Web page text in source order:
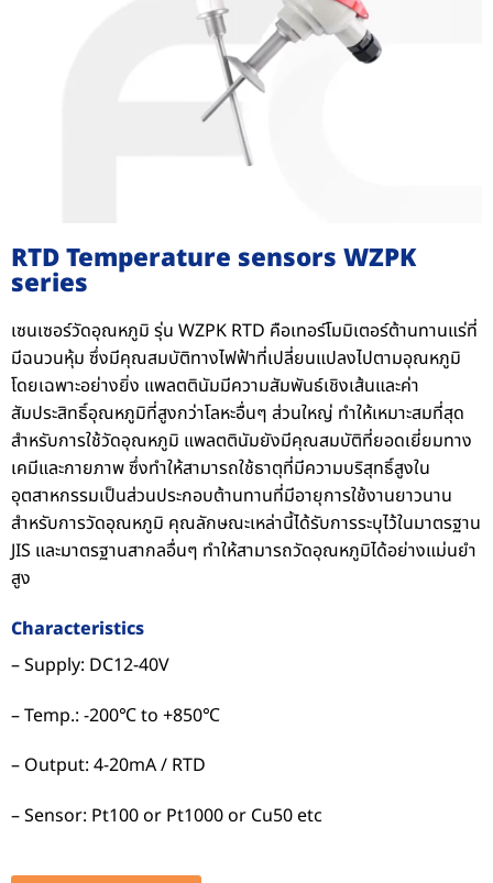
RTD Temperature sensors WZPK
series
เซนเซอร์วัดอุณหภูมิ รุ่น WZPK RTD คือเทอร์โมมิเตอร์ต้านทานแร่ที่
มีฉนวนหุ้ม ซึ่งมีคุณสมบัติทางไฟฟ้าที่เปลี่ยนแปลงไปตามอุณหภูมิ
โดยเฉพาะอย่างยิ่ง แพลตตินัมมีความสัมพันธ์เชิงเส้นและค่า
สัมประสิทธิ์อุณหภูมิที่สูงกว่าโลหะอื่นๆ ส่วนใหญ่ ทำให้เหมาะสมที่สุด
สำหรับการใช้วัดอุณหภูมิ แพลตตินัมยังมีคุณสมบัติที่ยอดเยี่ยมทาง
เคมีและกายภาพ ซึ่งทำให้สามารถใช้ธาตุที่มีความบริสุทธิ์สูงใน
อุตสาหกรรมเป็นส่วนประกอบต้านทานที่มีอายุการใช้งานยาวนาน
สำหรับการวัดอุณหภูมิ คุณลักษณะเหล่านี้ได้รับการระบุไว้ในมาตรฐาน
JIS และมาตรฐานสากลอื่นๆ ทำให้สามารถวัดอุณหภูมิได้อย่างแม่นยำ
สูง
Characteristics
– Supply: DC12-40V
– Temp.: -200℃ to +850℃
– Output: 4-20mA / RTD
– Sensor: Pt100 or Pt1000 or Cu50 etc